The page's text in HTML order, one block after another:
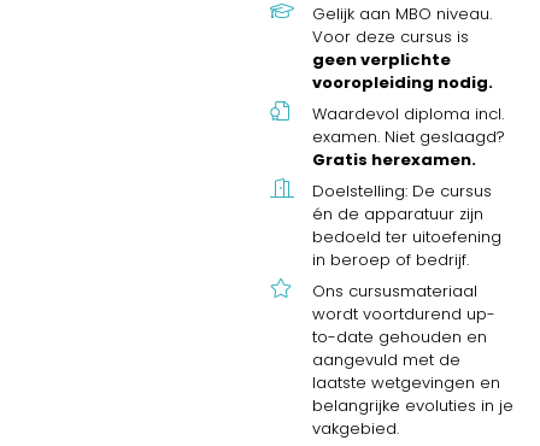
Gelijk aan MBO niveau.
Voor deze cursus is
geen verplichte
vooropleiding nodig.
Waardevol diploma incl.
examen. Niet geslaagd?
Gratis herexamen.
Doelstelling: De cursus
én de apparatuur zijn
bedoeld ter uitoefening
in beroep of bedrijf.
Ons cursusmateriaal
wordt voortdurend up-
to-date gehouden en
aangevuld met de
laatste wetgevingen en
belangrijke evoluties in je
vakgebied.